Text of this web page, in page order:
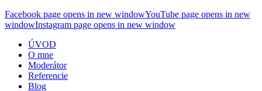
Facebook page opens in new windowYouTube page opens in new
windowInstagram page opens in new window
ÚVOD
O mne
Moderátor
Referencie
Blog